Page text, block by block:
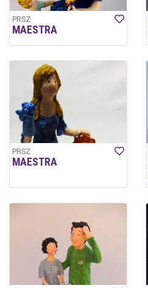
PRSZ
MAESTRA
PRSZ
MAESTRA